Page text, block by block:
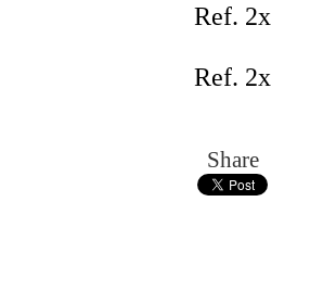
Ref. 2x
Ref. 2x
Share